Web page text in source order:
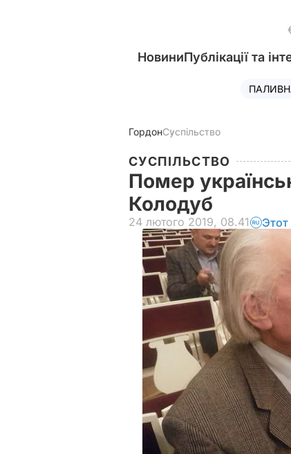
НовиниПублікації та
ГордонСуспільство
СУСПІЛЬСТВО
Помер
Колодуб
24 лютого 2019, 08.41